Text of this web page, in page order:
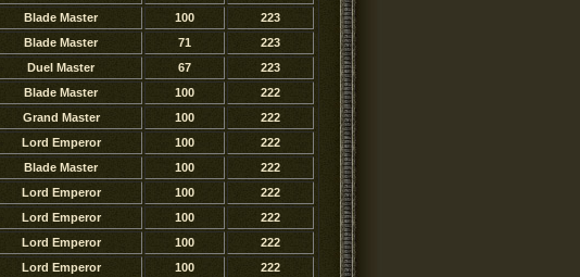
Blade Master 100
223
Blade Master 71
223
Duel Master 67
223
Blade Master 100
222
Grand Master 100
222
Lord Emperor 100
222
Blade Master 100
222
Lord Emperor 100
222
Lord Emperor 100
222
Lord Emperor 100
222
Lord Emperor 100
222